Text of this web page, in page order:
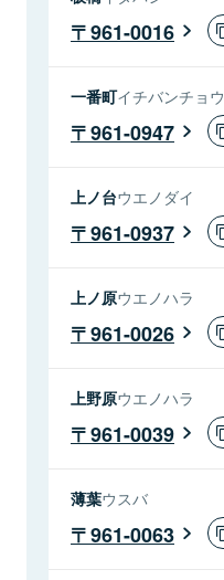
961-0016
一番町イチバンチョウ
961-0947
上ノ台ウエノダイ
961-0937
上ノ原ウエノハラ
961-0026
上野原ウエノハラ
961-0039
薄葉ウスバ
961-0063